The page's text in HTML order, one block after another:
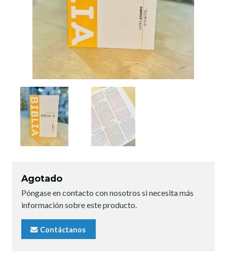
Agotado
Póngase en contacto con nosotros si necesita más
información sobre este producto.
Contáctanos